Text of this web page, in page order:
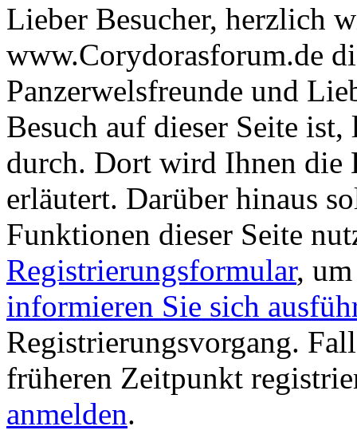
Lieber Besucher, herzlich
www.Corydorasforum.de
Panzerwelsfreunde und
Besuch auf dieser Seite
durch. Dort wird Ihnen die
erläutert. Darüber hinaus
Funktionen dieser Seite
Registrierungsformular,
informieren Sie sich
Registrierungsvorgang.
früheren Zeitpunkt
anmelden.